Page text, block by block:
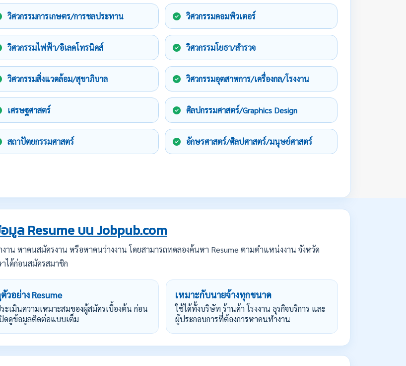
วิศวกรรมการเกษตร/การชลประทาน วิศวกรรมคอมพิวเตอร์
วิศวกรรมไฟฟ้า/อิเลคโทรนิคส์ วิศวกรรมโยธา/สำรวจ
วิศวกรรมสิ่งแวดล้อม/สุขาภิบาล วิศวกรรมอุตสาหการ/เครื่องกล/โรงงาน
เศรษฐศาสตร์ ศิลปกรรมศาสตร์/Graphics Design
สถาปัตยกรรมศาสตร์ อักษรศาสตร์/ศิลปศาสตร์/มนุษย์ศาสตร์
มูล Resume บน Jobpub.com
หาคนสมัครงาน หรือหาคนว่างงาน โดยสามารถทดลองค้นหา Resume ตามตำแหน่งงาน จังหวัด
ได้ก่อนสมัครสมาชิก
วอย่าง Resume
ะเมินความเหมาะสมของผู้สมัครเบื้องต้น ก่อน
ดดูข้อมูลติดต่อแบบเต็ม
เหมาะกับนายจ้างทุกขนาด
ใช้ได้ทั้งบริษัท ร้านค้า โรงงาน ธุรกิจบริการ และ
ผู้ประกอบการที่ต้องการหาคนทำงาน